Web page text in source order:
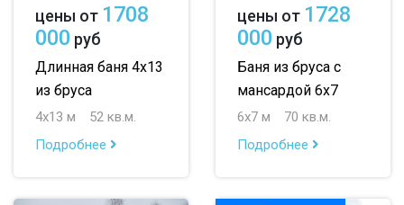
цены от 1708
000 руб
Длинная баня 4х13
из бруса
4х13 м
52 кв.м.
Подробнее
цены от 1728
000 руб
Баня из бруса с
мансардой 6х7
6х7 м
70 кв.м.
Подробнее